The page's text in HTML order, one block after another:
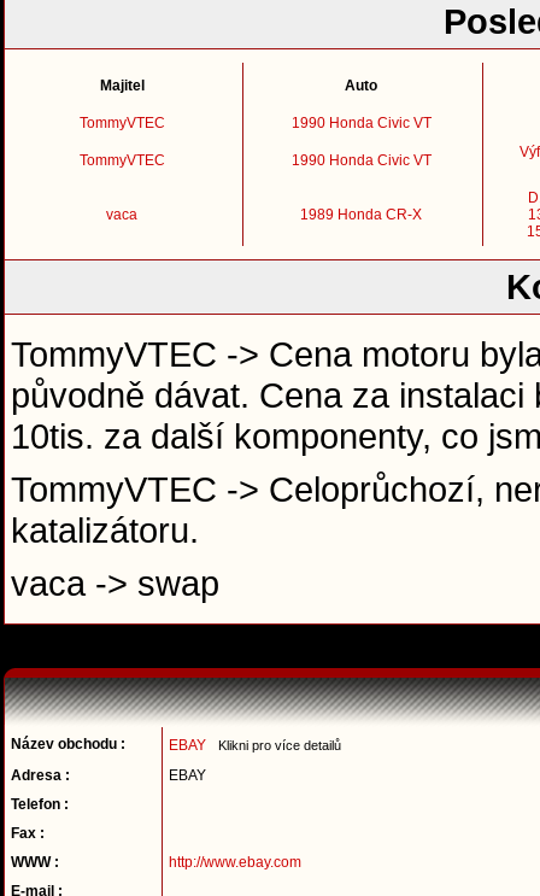
Majitel Auto
TommyVTEC 1990 Honda Civic VT
TommyVTEC 1990 Honda Civic VT
vaca 1989 Honda CR-X
TommyVTEC -> Cena motoru
původně dávat. Cena za
10tis. za další komponenty, co
TommyVTEC -> Celoprůchozí,
katalizátoru.
vaca -> swap
Název obchodu : EBAY Klikni pro více detailů
Adresa :
EBAY
Telefon :
Fax :
WWW :
http://www.ebay.com
E-mail :